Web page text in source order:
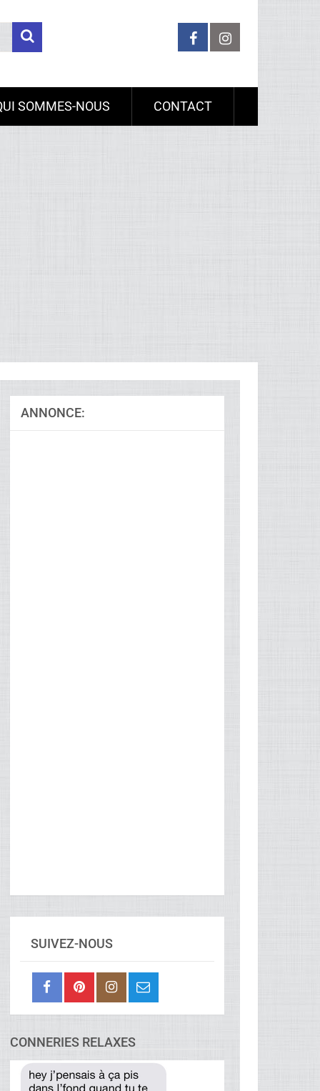
SOMMES-NOUS CONTACT
ANNONCE:
SUIVEZ-NOUS
CONNERIES RELAXES